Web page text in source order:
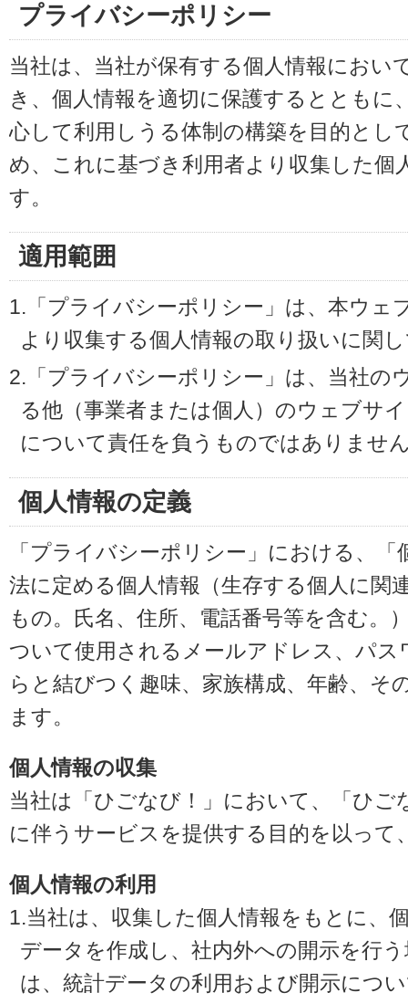
プライバシーポリシー
当社は、当社が保有する個人情報におい
き、個人情報を適切に保護するとともに
心して利用しうる体制の構築を目的とし
め、これに基づき利用者より収集した個
す。
適用範囲
1.「プライバシーポリシー」は、本ウェ
より収集する個人情報の取り扱いに関
2.「プライバシーポリシー」は、当社の
る他（事業者または個人）のウェブサ
について責任を負うものではありませ
個人情報の定義
「プライバシーポリシー」における、
法に定める個人情報（生存する個人に関
もの。氏名、住所、電話番号等を含む。
ついて使用されるメールアドレス、パ
らと結びつく趣味、家族構成、年齢、そ
ます。
個人情報の収集
当社は「ひごなび！」において、「ひ
に伴うサービスを提供する目的を以って
個人情報の利用
1.当社は、収集した個人情報をもとに、
データを作成し、社内外への開示を行
は、統計データの利用および開示につ